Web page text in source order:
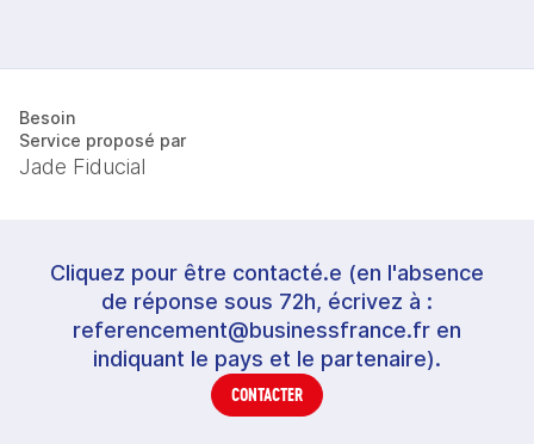
Besoin
Service proposé par
Jade Fiducial
Cliquez pour être contacté.e (en l'absence
de réponse sous 72h, écrivez à :
referencement@businessfrance.fr en
indiquant le pays et le partenaire).
CONTACTER